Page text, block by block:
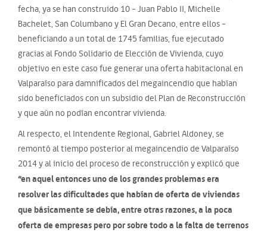
fecha, ya se han construido 10 – Juan Pablo II, Michelle
Bachelet, San Columbano y El Gran Decano, entre ellos –
beneficiando a un total de 1745 familias, fue ejecutado
gracias al Fondo Solidario de Elección de Vivienda, cuyo
objetivo en este caso fue generar una oferta habitacional en
Valparaíso para damnificados del megaincendio que habían
sido beneficiados con un subsidio del Plan de Reconstrucción
y que aún no podían encontrar vivienda.
Al respecto, el Intendente Regional, Gabriel Aldoney, se
remontó al tiempo posterior al megaincendio de Valparaíso
2014 y al inicio del proceso de reconstrucción y explicó que
“en aquel entonces uno de los grandes problemas era
resolver las dificultades que habían de oferta de viviendas
que básicamente se debía, entre otras razones, a la poca
oferta de empresas pero por sobre todo a la falta de terrenos